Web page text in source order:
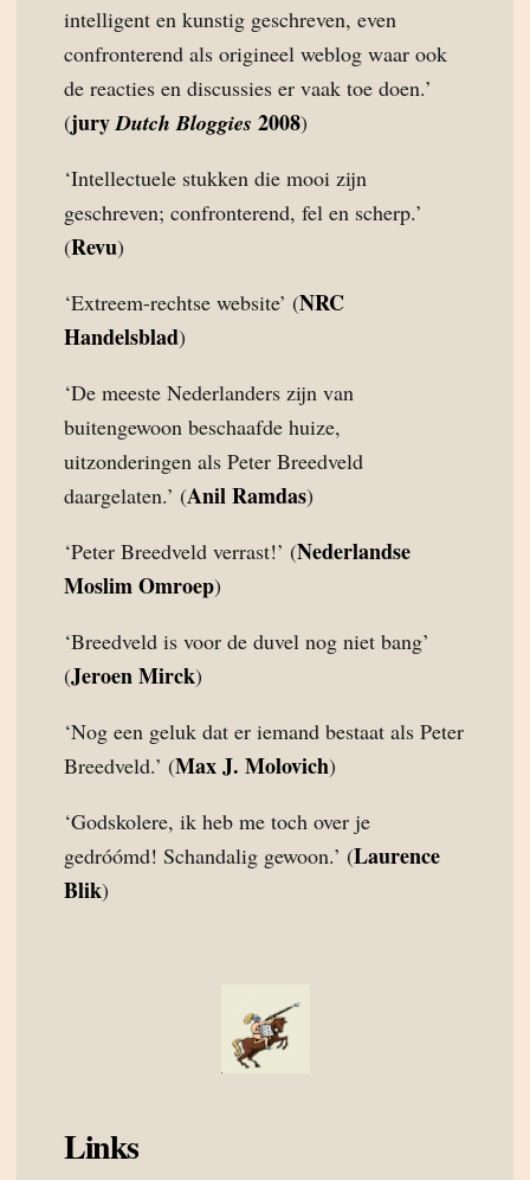
intelligent en kunstig geschreven, even
confronterend als origineel weblog waar ook
de reacties en discussies er vaak toe doen.’
(juryDutch Bloggies 2008)
‘Intellectuele stukken die mooi zijn
geschreven; confronterend, fel en scherp.’
(Revu)
‘Extreem-rechtse website’ (NRC
Handelsblad)
‘De meeste Nederlanders zijn van
buitengewoon beschaafde huize,
uitzonderingen als Peter Breedveld
daargelaten.’ (Anil Ramdas)
‘Peter Breedveld verrast!’ (Nederlandse
Moslim Omroep)
‘Breedveld is voor de duvel nog niet bang’
(Jeroen Mirck)
‘Nog een geluk dat er iemand bestaat als Peter
Breedveld.’ (Max J. Molovich)
‘Godskolere, ik heb me toch over je
gedróómd! Schandalig gewoon.’ (Laurence
Blik)
Links